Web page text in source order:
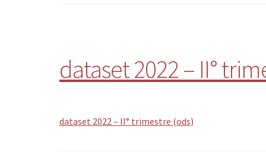
dataset 2022 – II°
dataset 2022 – II° trimestre (ods)